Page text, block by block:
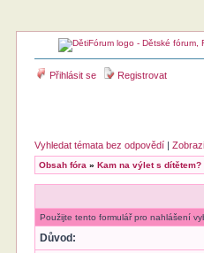
Přihlásit se Registrovat
Vyhledat témata bez odpovědí |
Obsah fóra »Kam na výlet s dítětem?
Použijte tento formulář pro nahlášení
Důvod: